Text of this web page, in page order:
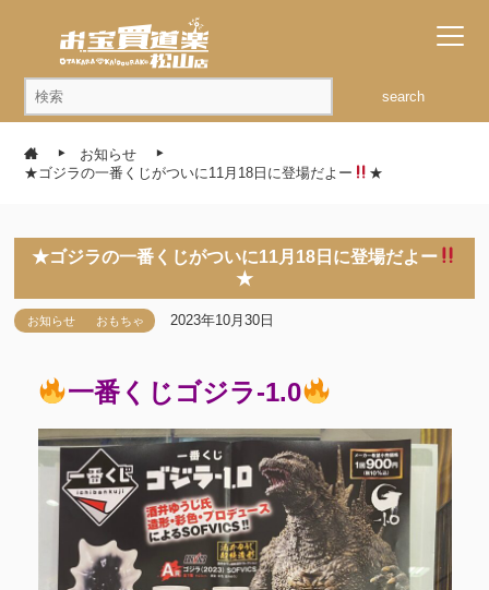
search
お知らせ
★ゴジラの一番くじがついに11月18日に登場だよー
★
★ゴジラの一番くじがついに11月18日に登場だよー
★
お知らせ おもちゃ 2023年10月30日
一番くじゴジラ-1.0